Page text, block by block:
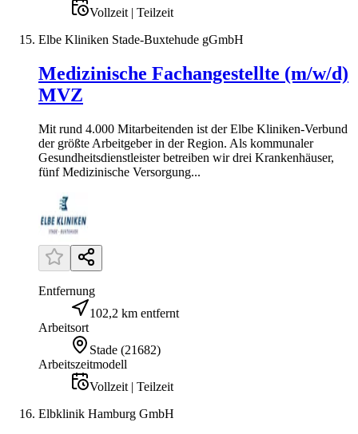
Vollzeit | Teilzeit
Elbe Kliniken Stade-Buxtehude gGmbH
Medizinische Fachangestellte (m/w/d)
MVZ
Mit rund 4.000 Mitarbeitenden ist der Elbe Kliniken-Verbund
der größte Arbeitgeber in der Region. Als kommunaler
Gesundheitsdienstleister betreiben wir drei Krankenhäuser,
fünf Medizinische Versorgung...
Entfernung
102,2 km entfernt
Arbeitsort
Stade (21682)
Arbeitszeitmodell
Vollzeit | Teilzeit
Elbklinik Hamburg GmbH